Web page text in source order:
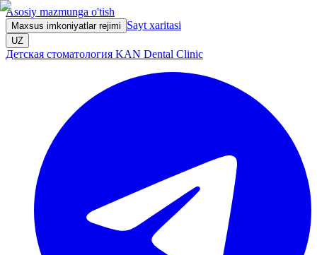
Asosiy mazmunga o'tish
Maxsus imkoniyatlar rejimi Sayt xaritasi
UZ
Детская стоматология KAN Dental Clinic